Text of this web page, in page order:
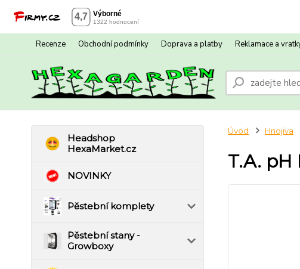
Recenze Obchodní podmínky Doprava a platby Reklamace a
Headshop
HexaMarket.cz
NOVINKY
Pěstební komplety
Pěstební stany -
Growboxy
Úvod Hnojiva
T.A. pH